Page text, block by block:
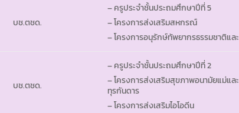
บช.ตชด.
– ครูประจำชั้นประถมศึกษาปีที่ 5
– โครงการส่งเสริมสหกรณ์
– โครงการอนุรักษ์ทัพยากรธรรมชาติแ
บช.ตชด.
– ครูประจำชั้นประถมศึกษาปีที่ 2
– โครงการส่งเสริมสุขภาพอนามัยแม่แล
ทุรกันดาร
– โครงการส่งเสริมไอโอดีน